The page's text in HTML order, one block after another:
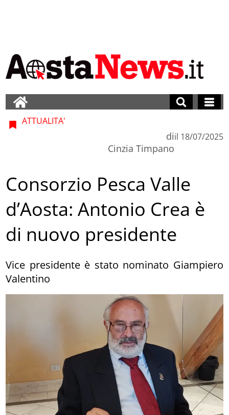
ATTUALITA'
di
Cinzia Timpano
il 18/07/2025
Consorzio Pesca Valle
d’Aosta: Antonio Crea è
di nuovo presidente
Vice presidente è stato nominato Giampiero
Valentino